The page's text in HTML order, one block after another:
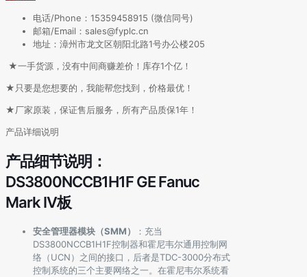
电话/Phone：15359458915 (微信同号)
邮箱/Email：sales@fyplc.cn
地址：漳州市龙文区朝阳北路1号办公楼205
★一手货源，没有中间商赚差价！库存1个亿！
★只要是您想要的，我能帮您找到，价格最优！
★厂家原装，保证售后服务，所有产品质保1年！
产品详细说明
产品细节说明：
DS3800NCCB1H1F GE Fanuc
Mark IV板
安全管理器模块（SMM）
：充当
DS3800NCCB1H1F控制器和霍尼韦尔通用控制网
络（UCN）之间的接口，后者是TDC-3000分布式
控制系统的三个主要网络之一。在霍尼韦尔系统看